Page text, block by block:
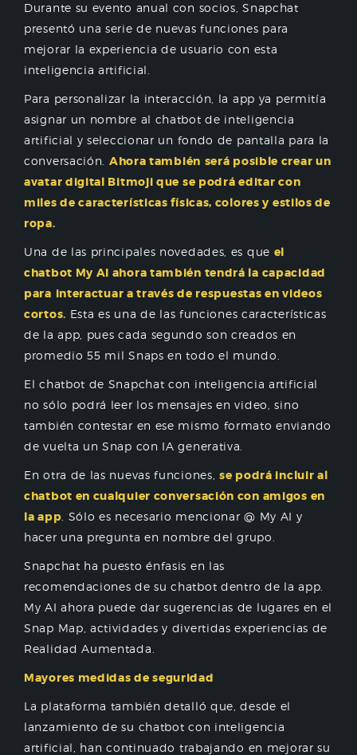
Durante su evento anual con socios, Snapchat
presentó una serie de nuevas funciones para
mejorar la experiencia de usuario con esta
inteligencia artificial.
Para personalizar la interacción, la app ya permitía
asignar un nombre al chatbot de inteligencia
artificial y seleccionar un fondo de pantalla para la
conversación. Ahora también será posible crear un
avatar digital Bitmoji que se podrá editar con
miles de características físicas, colores y estilos de
ropa.
Una de las principales novedades, es que el
chatbot My AI ahora también tendrá la capacidad
para interactuar a través de respuestas en videos
cortos. Esta es una de las funciones características
de la app, pues cada segundo son creados en
promedio 55 mil Snaps en todo el mundo.
El chatbot de Snapchat con inteligencia artificial
no sólo podrá leer los mensajes en video, sino
también contestar en ese mismo formato enviando
de vuelta un Snap con IA generativa.
En otra de las nuevas funciones,se podrá incluir al
chatbot en cualquier conversación con amigos en
la app . Sólo es necesario mencionar @ My AI y
hacer una pregunta en nombre del grupo.
Snapchat ha puesto énfasis en las
recomendaciones de su chatbot dentro de la app.
My AI ahora puede dar sugerencias de lugares en el
Snap Map, actividades y divertidas experiencias de
Realidad Aumentada.
Mayores medidas de seguridad
La plataforma también detalló que, desde el
lanzamiento de su chatbot con inteligencia
artificial, han continuado trabajando en mejorar su